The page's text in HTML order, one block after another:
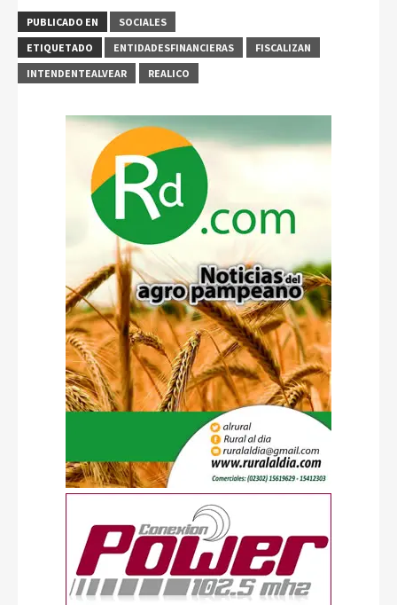
PUBLICADO EN
SOCIALES
ETIQUETADO
ENTIDADESFINANCIERAS
FISCALIZAN
INTENDENTEALVEAR
REALICO